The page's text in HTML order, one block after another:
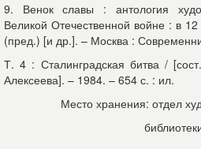
9. Венок славы : антология
Великой Отечественной войне : в
(пред.) [и др.]. – Москва :
Т. 4 : Сталинградская битва /
Алексеева]. – 1984. – 654 с. : ил.
Место хранения: отдел